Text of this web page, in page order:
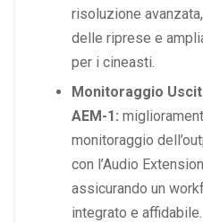
risoluzione
delle riprese e
per i cineasti.
Monitoraggio
AEM-1:
monitoraggio
con l’Audio
assicurando un
integrato e affidabile.